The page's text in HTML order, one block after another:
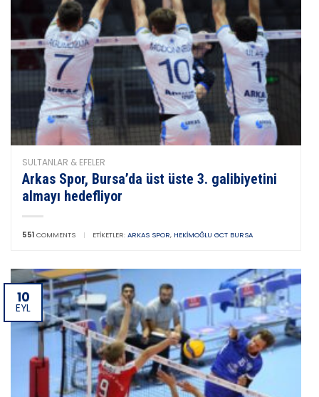
SULTANLAR & EFELER
Arkas Spor, Bursa’da üst üste 3. galibiyetini
almayı hedefliyor
551 COMMENTS | ETIKETLER: ARKAS SPOR, HEKIMOĞLU GCT BURSA
10
EYL